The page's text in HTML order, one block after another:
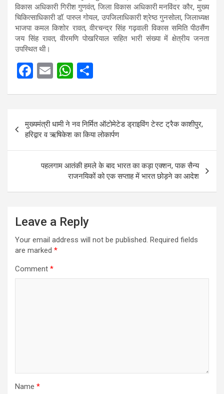
विकास अधिकारी गिरीश गुणवंत, जिला विकास अधिकारी मनविंदर कौर, मुख्य
चिकित्साधिकारी डॉ. पारुल गोयल, उपजिलाधिकारी श्रेष्ठ गुनसोला, जिलाध्यक्ष
भाजपा कमल किशोर रावत, वीरचन्द्र सिंह गढ़वाली विकास समिति पीठसैंण
जय सिंह रावत, वीरमणि पोखरियाल सहित भारी संख्या में क्षेत्रीय जनता
उपस्थित थी।
F
b
o
o
k
E
W
s
A
p
p
e
navigation
मुख्यमंत्री धामी ने नव निर्मित ऑटोमेटेड ड्राइविंग टेस्ट ट्रैक काशीपुर,
हरिद्वार व ऋषिकेश का किया लोकार्पण
पहलगाम आतंकी हमले के बाद भारत का कड़ा एक्शन, पाक सैन्य
राजनयिकों को एक सप्ताह में भारत छोड़ने का आदेश
Leave a Reply
Your email address will not be published. Required fields
are marked *
Comment *
Name *